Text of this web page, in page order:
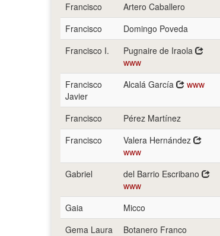
Francisco Artero Caballero
Francisco
Domingo Poveda
Francisco I.
Pugnaire de Iraola
www
Francisco
Javier
Alcalá García www
Francisco Pérez Martínez
Francisco
Valera Hernández
www
Gabriel
del Barrio Escribano
www
Gaia Micco
Gema Laura
Botanero Franco